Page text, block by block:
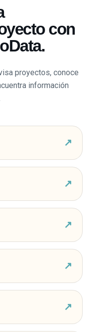
con
proyectos, conoce
información
↗
↗
↗
↗
↗